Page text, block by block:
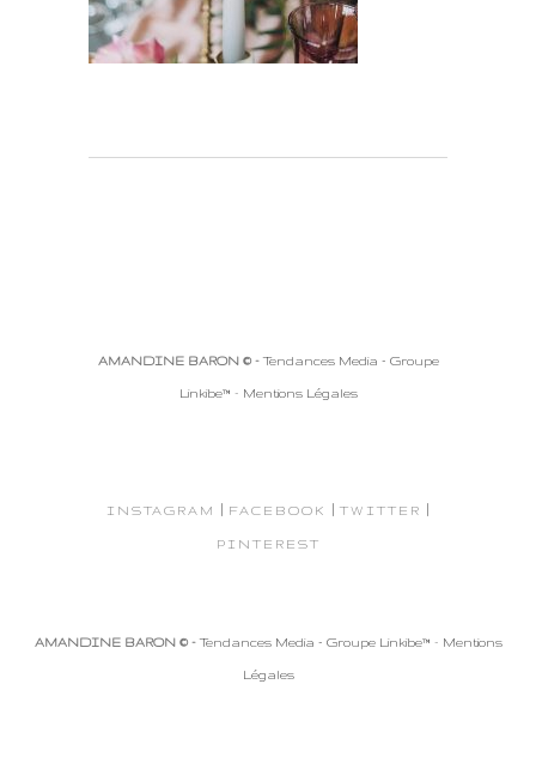
AMANDINE BARON © -Tendances Media - Groupe
Linkibe™ - Mentions Légales
INSTAGRAM | FACEBOOK | TWITTER |
PINTEREST
AMANDINE BARON © -Tendances Media - Groupe Linkibe™ - Mentions
Légales